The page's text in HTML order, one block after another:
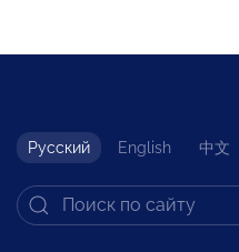
Русский English 中文